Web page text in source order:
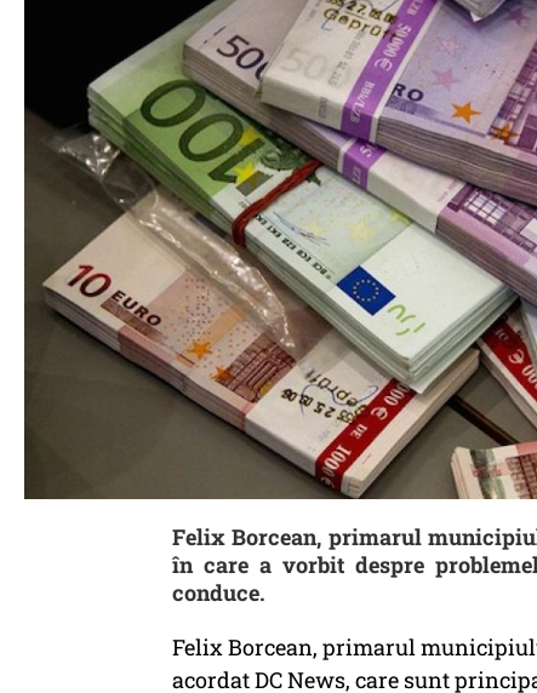
Felix Borcean, primarul
în care a vorbit despre
conduce.
Felix Borcean, primarul
acordat DC News, care sunt